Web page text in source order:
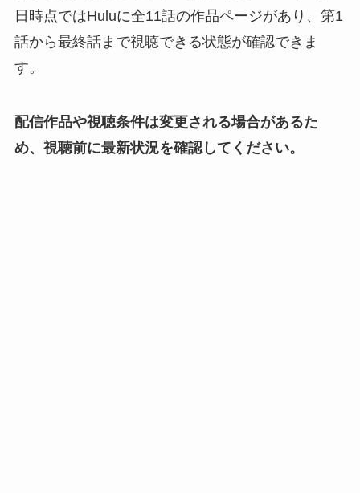
日時点ではHuluに全11話の作品ページがあり、第1
話から最終話まで視聴できる状態が確認できま
す。
配信作品や視聴条件は変更される場合があるた
め、視聴前に最新状況を確認してください。